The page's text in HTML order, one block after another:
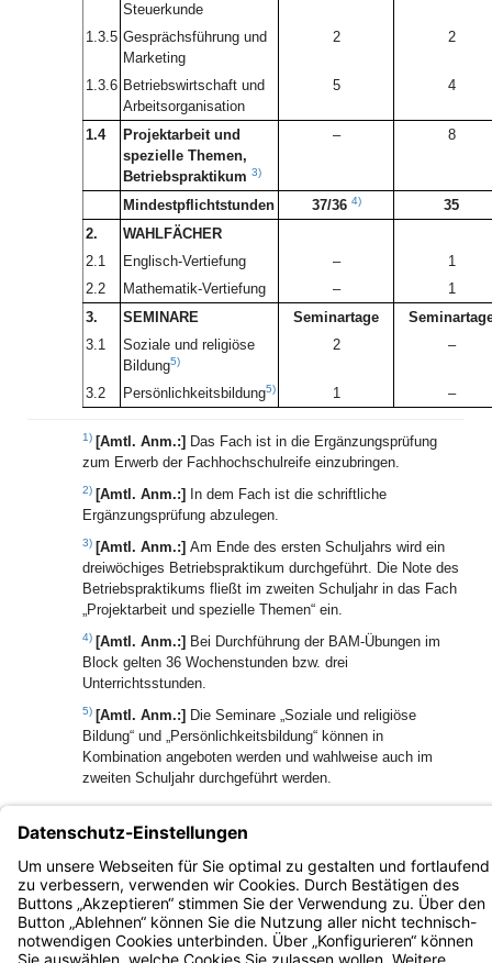
Steuerkunde
1.3.5 Gesprächsführung und
Marketing
2 2
1.3.6 Betriebswirtschaft und
Arbeitsorganisation
5 4
1.4
Projektarbeit und
spezielle Themen,
Betriebspraktikum 3)
– 8
Mindestpflichtstunden 37/36 4)
35
2.
WAHLFÄCHER
2.1
Englisch-Vertiefung –
1
2.2
Mathematik-Vertiefung –
1
3.
SEMINARE Seminartage
3.1
Soziale und religiöse
Bildung5)
2 –
3.2 Persönlichkeitsbildung5) 1 –
1) [Amtl. Anm.:] Das Fach ist in die Ergänzungsprüfung
zum Erwerb der Fachhochschulreife einzubringen.
2) [Amtl. Anm.:]
In dem Fach ist die schriftliche
Ergänzungsprüfung abzulegen.
3) [Amtl. Anm.:] Am Ende des ersten Schuljahrs wird ein
dreiwöchiges Betriebspraktikum durchgeführt. Die Note des
Betriebspraktikums fließt im zweiten Schuljahr in das Fach
„Projektarbeit und spezielle Themen“ ein.
4) [Amtl. Anm.:] Bei Durchführung der BAM-Übungen im
Block gelten 36 Wochenstunden bzw. drei
Unterrichtsstunden.
5) [Amtl. Anm.:] Die Seminare „Soziale und religiöse
Bildung“ und „Persönlichkeitsbildung“ können in
Kombination angeboten werden und wahlweise auch im
zweiten Schuljahr durchgeführt werden.
Bayern.de
BayernPortal
Datenschutz
Impressum